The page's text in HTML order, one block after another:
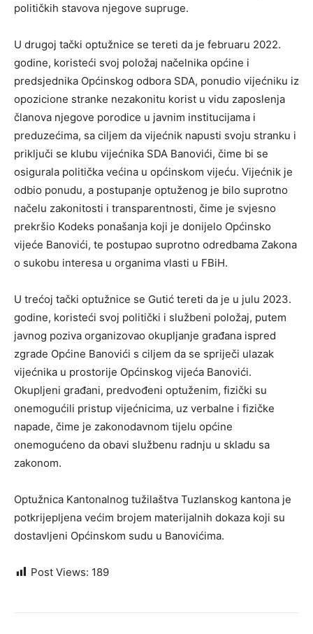
političkih stavova njegove supruge.
U drugoj tački optužnice se tereti da je februaru 2022.
godine, koristeći svoj položaj načelnika općine i
predsjednika Općinskog odbora SDA, ponudio vijećniku iz
opozicione stranke nezakonitu korist u vidu zaposlenja
članova njegove porodice u javnim institucijama i
preduzećima, sa ciljem da vijećnik napusti svoju stranku i
priključi se klubu vijećnika SDA Banovići, čime bi se
osigurala politička većina u općinskom vijeću. Vijećnik je
odbio ponudu, a postupanje optuženog je bilo suprotno
načelu zakonitosti i transparentnosti, čime je svjesno
prekršio Kodeks ponašanja koji je donijelo Općinsko
vijeće Banovići, te postupao suprotno odredbama Zakona
o sukobu interesa u organima vlasti u FBiH.
U trećoj tački optužnice se Gutić tereti da je u julu 2023.
godine, koristeći svoj politički i službeni položaj, putem
javnog poziva organizovao okupljanje građana ispred
zgrade Općine Banovići s ciljem da se spriječi ulazak
vijećnika u prostorije Općinskog vijeća Banovići.
Okupljeni građani, predvođeni optuženim, fizički su
onemogućili pristup vijećnicima, uz verbalne i fizičke
napade, čime je zakonodavnom tijelu općine
onemogućeno da obavi službenu radnju u skladu sa
zakonom.
Optužnica Kantonalnog tužilaštva Tuzlanskog kantona je
potkrijepljena većim brojem materijalnih dokaza koji su
dostavljeni Općinskom sudu u Banovićima.
Post Views: 189